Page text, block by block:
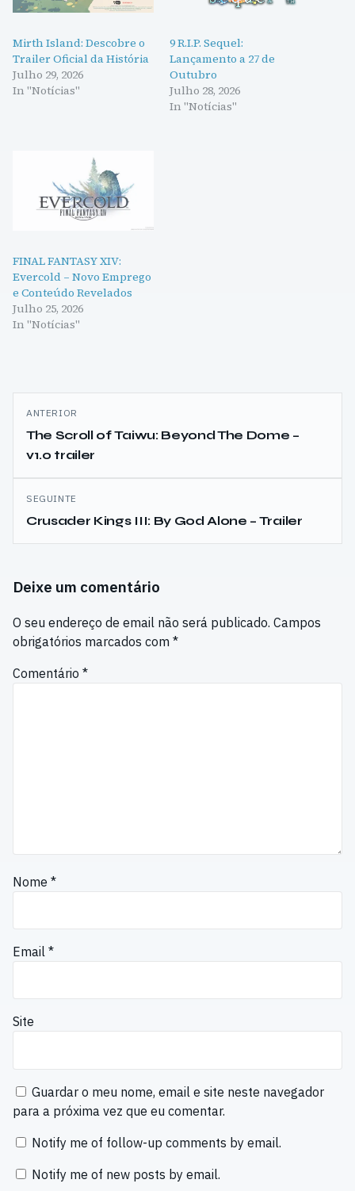
Mirth Island: Descobre o
Trailer Oficial da História
Julho 29, 2026
In "Notícias"
9 R.I.P. Sequel:
Lançamento a 27 de
Outubro
Julho 28, 2026
In "Notícias"
FINAL FANTASY XIV:
Evercold – Novo Emprego
e Conteúdo Revelados
Julho 25, 2026
In "Notícias"
Navegação
de
artigos
ANTERIOR
The Scroll of Taiwu: Beyond The Dome –
v1.0 trailer
SEGUINTE
Crusader Kings III: By God Alone – Trailer
Deixe um comentário
O seu endereço de email não será publicado. Campos
obrigatórios marcados com *
Comentário *
Nome *
Email *
Site
Guardar o meu nome, email e site neste navegador
para a próxima vez que eu comentar.
Notify me of follow-up comments by email.
Notify me of new posts by email.